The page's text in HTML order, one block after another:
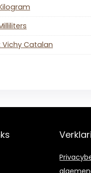
Vichy Catalan